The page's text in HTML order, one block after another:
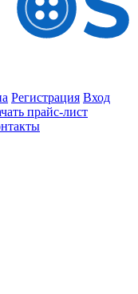
Регистрация Вход
прайс-лист